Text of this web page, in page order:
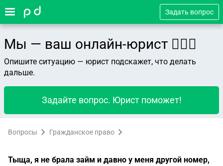
Задать вопрос
Мы — ваш онлайн-юрист 👨🏻‍⚖️
Опишите ситуацию — юрист подскажет, что делать
дальше.
Задайте вопрос. Юрист поможет!
Вопросы Гражданское право
Тыща, я не брала займ и давно у меня другой номер,